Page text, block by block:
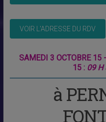
SAMEDI 3 OCTOBRE 15
15 : 09 H
à